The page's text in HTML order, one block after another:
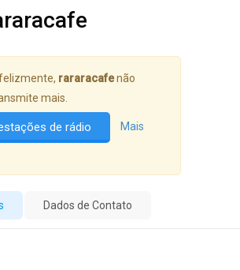
rararacafenão
mais.
de rádio Mais
Dados de Contato